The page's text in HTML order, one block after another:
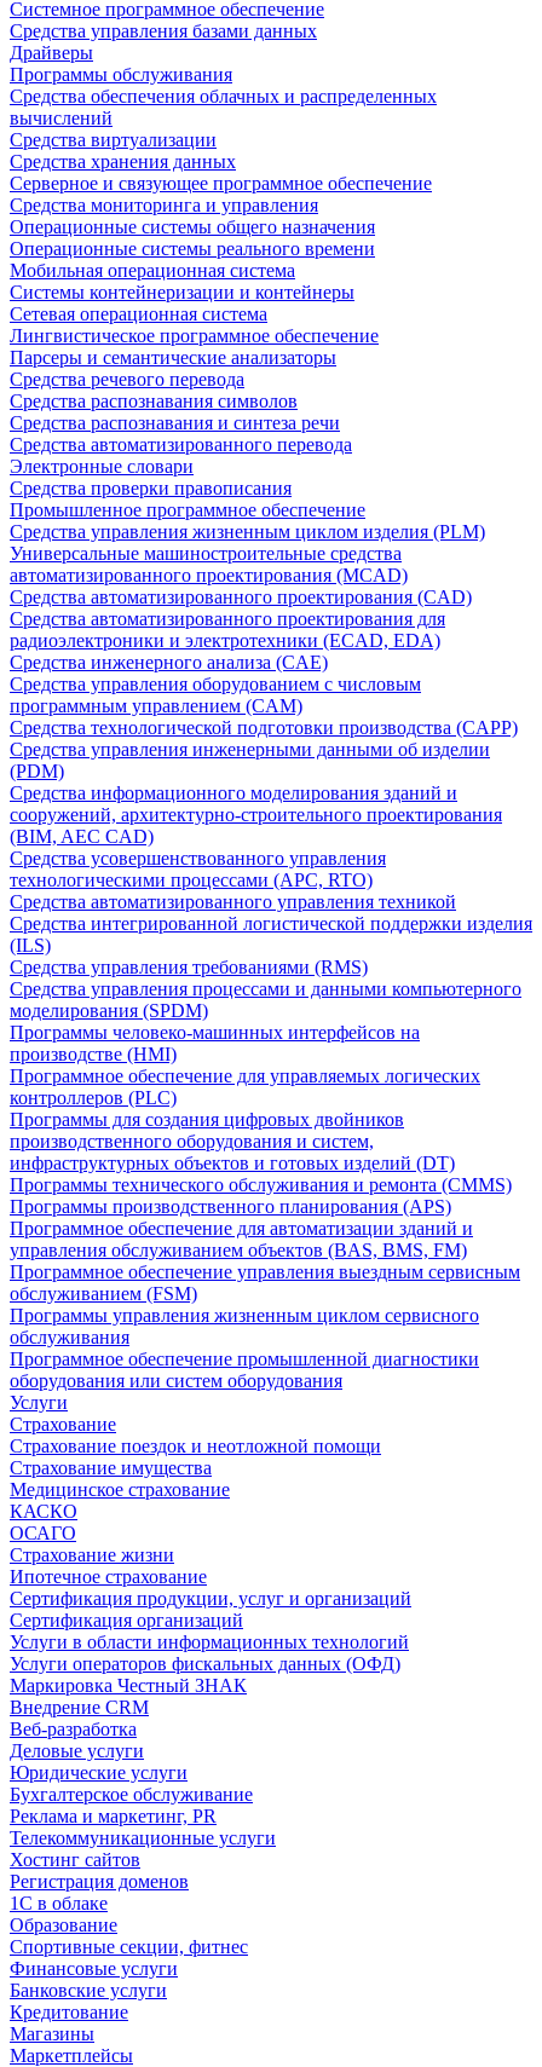
Системное программное обеспечение
Средства управления базами данных
Драйверы
Программы обслуживания
Средства обеспечения облачных и распределенных
вычислений
Средства виртуализации
Средства хранения данных
Серверное и связующее программное обеспечение
Средства мониторинга и управления
Операционные системы общего назначения
Операционные системы реального времени
Мобильная операционная система
Системы контейнеризации и контейнеры
Сетевая операционная система
Лингвистическое программное обеспечение
Парсеры и семантические анализаторы
Средства речевого перевода
Средства распознавания символов
Средства распознавания и синтеза речи
Средства автоматизированного перевода
Электронные словари
Средства проверки правописания
Промышленное программное обеспечение
Средства управления жизненным циклом изделия (PLM)
Универсальные машиностроительные средства
автоматизированного проектирования (MCAD)
Средства автоматизированного проектирования (CAD)
Средства автоматизированного проектирования для
радиоэлектроники и электротехники (ECAD, EDA)
Средства инженерного анализа (CAE)
Средства управления оборудованием с числовым
программным управлением (CAM)
Средства технологической подготовки производства (CAPP)
Средства управления инженерными данными об изделии
(PDM)
Средства информационного моделирования зданий и
сооружений, архитектурно-строительного проектирования
(BIM, AEC CAD)
Средства усовершенствованного управления
технологическими процессами (APC, RTO)
Средства автоматизированного управления техникой
Средства интегрированной логистической поддержки изделия
(ILS)
Средства управления требованиями (RMS)
Средства управления процессами и данными компьютерного
моделирования (SPDM)
Программы человеко-машинных интерфейсов на
производстве (HMI)
Программное обеспечение для управляемых логических
контроллеров (PLC)
Программы для создания цифровых двойников
производственного оборудования и систем,
инфраструктурных объектов и готовых изделий (DT)
Программы технического обслуживания и ремонта (CMMS)
Программы производственного планирования (APS)
Программное обеспечение для автоматизации зданий и
управления обслуживанием объектов (BAS, BMS, FM)
Программное обеспечение управления выездным сервисным
обслуживанием (FSM)
Программы управления жизненным циклом сервисного
обслуживания
Программное обеспечение промышленной диагностики
оборудования или систем оборудования
Услуги
Страхование
Страхование поездок и неотложной помощи
Страхование имущества
Медицинское страхование
КАСКО
ОСАГО
Страхование жизни
Ипотечное страхование
Сертификация продукции, услуг и организаций
Сертификация организаций
Услуги в области информационных технологий
Услуги операторов фискальных данных (ОФД)
Маркировка Честный ЗНАК
Внедрение CRM
Веб-разработка
Деловые услуги
Юридические услуги
Бухгалтерское обслуживание
Реклама и маркетинг, PR
Телекоммуникационные услуги
Хостинг сайтов
Регистрация доменов
1С в облаке
Образование
Спортивные секции, фитнес
Финансовые услуги
Банковские услуги
Кредитование
Магазины
Маркетплейсы